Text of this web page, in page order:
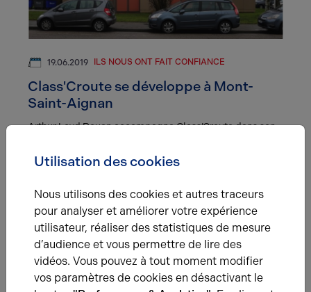
19.06.2019 ILS NOUS ONT FAIT CONFIANCE
Class'Croute se développe à Mont-
Saint-Aignan
Arthur Loyd Rouen accompagne Class’Croute dans son
tertiaire stratégique.
Utilisation des cookies
Nous utilisons des cookies et autres traceurs
pour analyser et améliorer votre expérience
utilisateur, réaliser des statistiques de mesure
d’audience et vous permettre de lire des
vidéos. Vous pouvez à tout moment modifier
vos paramètres de cookies en désactivant le